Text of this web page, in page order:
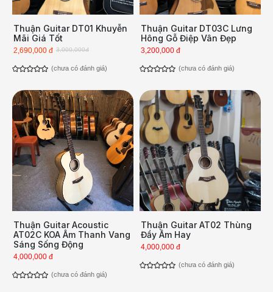
Thuận Guitar DT01 Khuyễn
Mãi Giá Tốt
3,000,000đ
2,690,000 đ
(chưa có đánh giá)
Thuận Guitar DT03C Lưng
Hông Gỗ Điệp Vân Đẹp
3,200,000 đ
(chưa có đánh giá)
Thuận Guitar Acoustic
AT02C KOA Âm Thanh Vang
Sáng Sống Động
4,000,000 đ
(chưa có đánh giá)
Thuận Guitar AT02 Thùng
Đầy Âm Hay
4,000,000 đ
(chưa có đánh giá)